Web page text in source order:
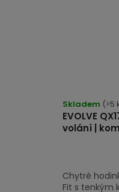
EVOLVE
volání |
Skladem (>5
Chytré
Fit s tenkým